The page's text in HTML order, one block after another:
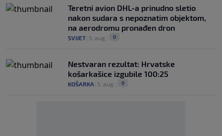
Teretni avion DHL-a prinudno sletio
nakon sudara s nepoznatim objektom,
na aerodromu pronađen dron
SVIJET 5. aug. 0
Nestvaran rezultat: Hrvatske
košarkašice izgubile 100:25
KOŠARKA 5. aug. 0